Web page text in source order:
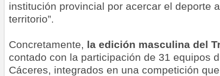
institución provincial por acercar el deporte
territorio”.
Concretamente, la edición masculina del
contado con la participación de 31 equipos
Cáceres, integrados en una competición